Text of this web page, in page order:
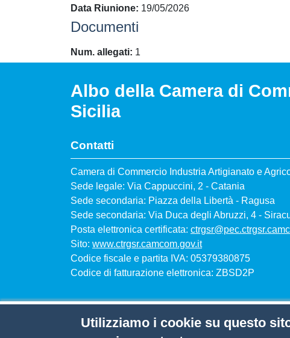
Data Riunione 19/05/2026
Documenti
Num. allegati 1
Albo della Camera di
Sicilia
Contatti
Camera di Commercio Industria Artigianato e
Sede legale: Via Cappuccini, 2 - Catania
Sede secondaria: Piazza della Libertà - Ragusa
Sede secondaria: Via Duca degli Abruzzi, 4 -
Posta elettronica certificata:
Sito: www.ctrgsr.camcom.gov.it
Codice fiscale e partita IVA: 05379380875
Codice di fatturazione elettronica: ZBSD2P
Utilizziamo i cookie su questo